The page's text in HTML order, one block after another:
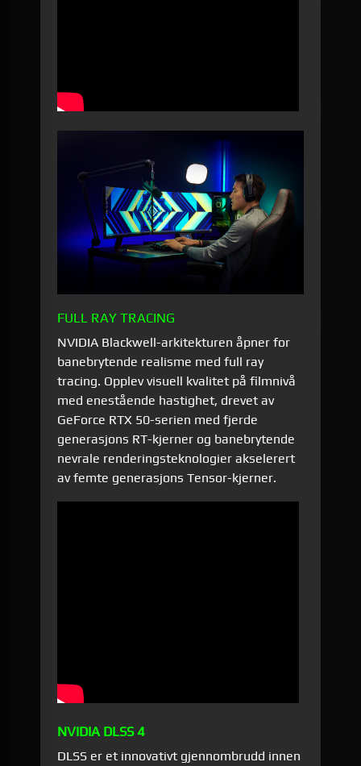
FULL RAY TRACING
NVIDIA Blackwell-arkitekturen åpner for
banebrytende realisme med full ray
tracing. Opplev visuell kvalitet på filmnivå
med enestående hastighet, drevet av
GeForce RTX 50-serien med fjerde
generasjons RT-kjerner og banebrytende
nevrale renderingsteknologier akselerert
av femte generasjons Tensor-kjerner.
NVIDIA DLSS 4
DLSS er et innovativt gjennombrudd innen